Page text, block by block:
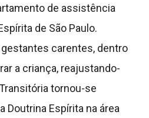
de assistência
de São Paulo.
gestantes carentes, dentro
a criança, reajustando-
Transitória tornou-se
Doutrina Espírita na área